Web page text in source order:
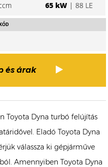
65 kW| 88 LE
és árak
Toyota Dyna turbó felújítás
Eladó Toyota Dyna
válassza ki gépjárműve
Amennyiben Toyota Dyna